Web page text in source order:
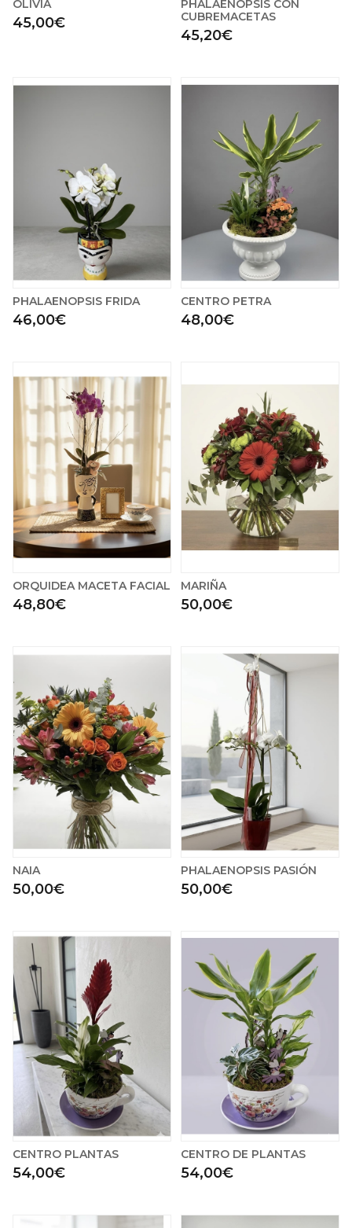
OLIVIA
45,00€
PHALAENOPSIS CON
CUBREMACETAS
45,20€
PHALAENOPSIS FRIDA
46,00€
CENTRO PETRA
48,00€
ORQUIDEA MACETA FACIAL
48,80€
MARIÑA
50,00€
NAIA
50,00€
PHALAENOPSIS PASIÓN
50,00€
CENTRO PLANTAS
54,00€
CENTRO DE PLANTAS
54,00€